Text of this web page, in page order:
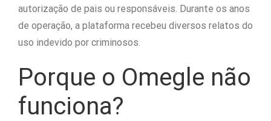
autorização de pais ou responsáveis. Durante os anos
de operação, a plataforma recebeu diversos relatos do
uso indevido por criminosos.
Porque o Omegle não
funciona?